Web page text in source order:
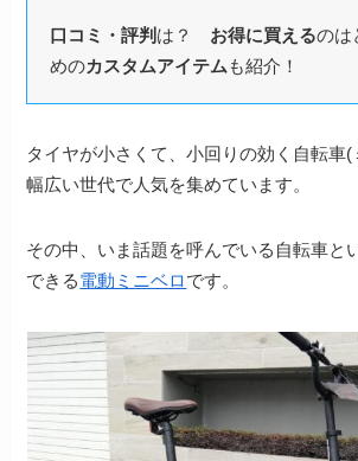
口コミ・評判 は？ お得に買えるの
めのカスタムアイテム も紹介！
タイヤが小さくて、小回りの効く自転車(
幅広い世代で人気を集めています。
その中、いま話題を呼んでいる自転車と
できる電動ミニベロです。